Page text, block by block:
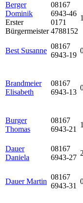
Berger
Dominik
Erster
Bürgermeister
08167
6943-46
0171
4788152
Best Susanne
08167
6943-19
Brandmeier
Elisabeth
08167
6943-13
Burger
Thomas
08167
6943-21
Dauer
Daniela
08167
6943-27
Dauer Martin
08167
6943-31